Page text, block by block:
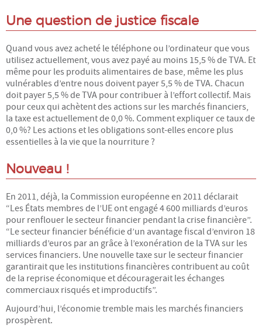
Rejoignez-nous
Conseil Collégial
Statuts
Ateliers sciences humaines et plus...
Conférences
Autres ressources
PARTENARIATS & LIENS
Une question de justice fiscale
Quand vous avez acheté le téléphone ou l’ordinateur que vous
utilisez actuellement, vous avez payé au moins 15,5 % de TVA. Et
même pour les produits alimentaires de base, même les plus
vulnérables d’entre nous doivent payer 5,5 % de TVA. Chacun
doit payer 5,5 % de TVA pour contribuer à l’effort collectif. Mais
pour ceux qui achètent des actions sur les marchés financiers,
la taxe est actuellement de 0,0 %. Comment expliquer ce taux de
0,0 %? Les actions et les obligations sont-elles encore plus
essentielles à la vie que la nourriture ?
Nouveau !
En 2011, déjà, la Commission européenne en 2011 déclarait
“Les États membres de l’UE ont engagé 4 600 milliards d’euros
pour renflouer le secteur financier pendant la crise financière”.
“Le secteur financier bénéficie d’un avantage fiscal d’environ 18
milliards d’euros par an grâce à l’exonération de la TVA sur les
services financiers. Une nouvelle taxe sur le secteur financier
garantirait que les institutions financières contribuent au coût
de la reprise économique et découragerait les échanges
commerciaux risqués et improductifs”.
Aujourd’hui, l’économie tremble mais les marchés financiers
prospèrent.